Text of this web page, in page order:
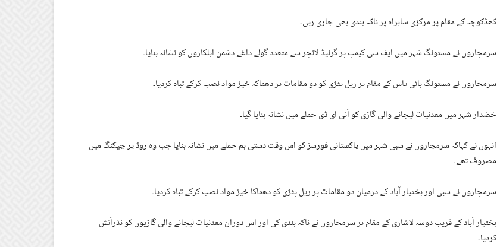
کھڈکوچہ کے مقام پر مرکزی شاہراہ پر ناکہ بندی بھی جاری رہی۔
سرمچاروں نے مستونگ شہر میں ایف سی کیمپ پر گرنیڈ لانچر سے متعدد گولے داغے دشمن اہلکاروں کو نشانہ بنایا۔
سرمچاروں نے مستونگ بائی پاس کے مقام پر ریل پٹڑی کو دو مقامات پر دھماکہ خیز مواد نصب کرکے تباہ کردیا۔
خضدار شہر میں معدنیات لیجانے والی گاڑی کو آئی ای ڈی حملے میں نشانہ بنایا گیا۔
انہوں نے کہاکہ سرمچاروں نے سبی شہر میں پاکستانی فورسز کو اس وقت دستی بم حملے میں نشانہ بنایا جب وہ روڈ پر چیکنگ میں
مصروف تھے۔
سرمچاروں نے سبی اور بختیار آباد کے درمیان دو مقامات پر ریل پٹڑی کو دھماکا خیز مواد نصب کرکے تباہ کردیا۔
بختیار آباد کے قریب دوسہ لاشاری کے مقام پر سرمچاروں نے ناکہ بندی کی اور اس دوران معدنیات لیجانے والی گاڑیوں کو نذرآتش
کردیا۔